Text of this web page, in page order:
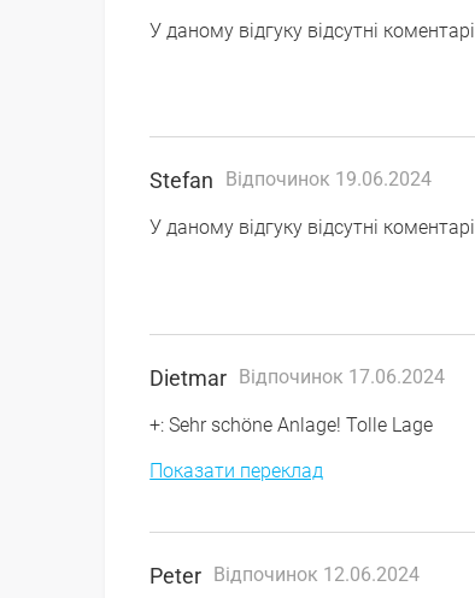
У даному відгуку відсутні коментарі
Stefan Відпочинок 19.06.2024
У даному відгуку відсутні коментарі
Dietmar Відпочинок 17.06.2024
+: Sehr schöne Anlage! Tolle Lage
Показати переклад
Peter Відпочинок 12.06.2024